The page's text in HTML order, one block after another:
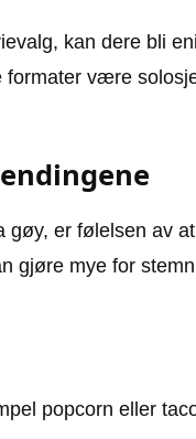
kan dere bli
være
er følelsen av
gjøre mye for
popcorn eller